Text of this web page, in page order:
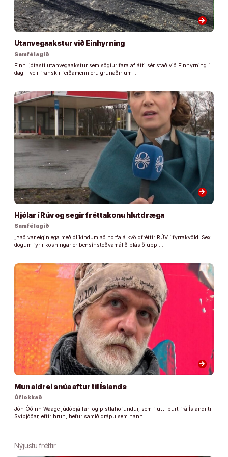
arrow_forward
Utanvegaakstur við Einhyrning
Samfélagið
Einn ljótasti utanvegaakstur sem sögiur fara af átti sér stað við Einhyrning í
dag. Tveir franskir ferðamenn eru grunaðir um …
arrow_forward
Hjólar í Rúv og segir fréttakonu hlutdræga
Samfélagið
„Það var eiginlega með ólíkindum að horfa á kvöldfréttir RÚV í fyrrakvöld. Sex
dögum fyrir kosningar er bensínstöðvamálið blásið upp …
arrow_forward
Mun aldrei snúa aftur til Íslands
Óflokkað
Jón Óðinn Waage júdóþjálfari og pistlahöfundur, sem flutti burt frá Íslandi til
Svíþjóðar, eftir hrun, hefur samið drápu sem hann …
Nýjustu fréttir